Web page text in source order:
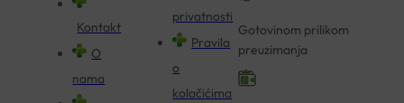
Kontakt
O
nama
privatnosti
Pravila
o
kolačićima
Gotovinom prilikom
preuzimanja